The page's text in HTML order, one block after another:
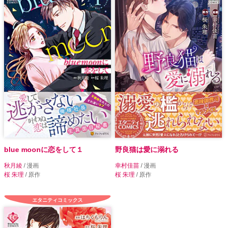
blue moonに恋をして１
秋月綾 / 漫画
桜 朱理 / 原作
野良猫は愛に溺れる
幸村佳苗 / 漫画
桜 朱理 / 原作
エタニティコミックス